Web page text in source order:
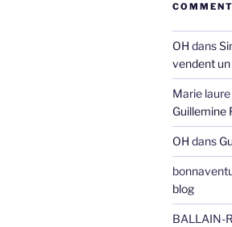
OH dans
vendent
Marie
Guillemine
OH dans
blog
BALLAIN-